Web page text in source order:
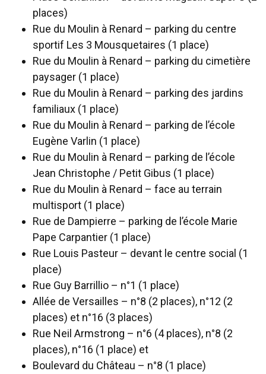
places)
Rue du Moulin à Renard – parking du centre
sportif Les 3 Mousquetaires (1 place)
Rue du Moulin à Renard – parking du cimetière
paysager (1 place)
Rue du Moulin à Renard – parking des jardins
familiaux (1 place)
Rue du Moulin à Renard – parking de l’école
Eugène Varlin (1 place)
Rue du Moulin à Renard – parking de l’école
Jean Christophe / Petit Gibus (1 place)
Rue du Moulin à Renard – face au terrain
multisport (1 place)
Rue de Dampierre – parking de l’école Marie
Pape Carpantier (1 place)
Rue Louis Pasteur – devant le centre social (1
place)
Rue Guy Barrillio – n°1 (1 place)
Allée de Versailles – n°8 (2 places), n°12 (2
places) et n°16 (3 places)
Rue Neil Armstrong – n°6 (4 places), n°8 (2
places), n°16 (1 place) et
Boulevard du Château – n°8 (1 place)